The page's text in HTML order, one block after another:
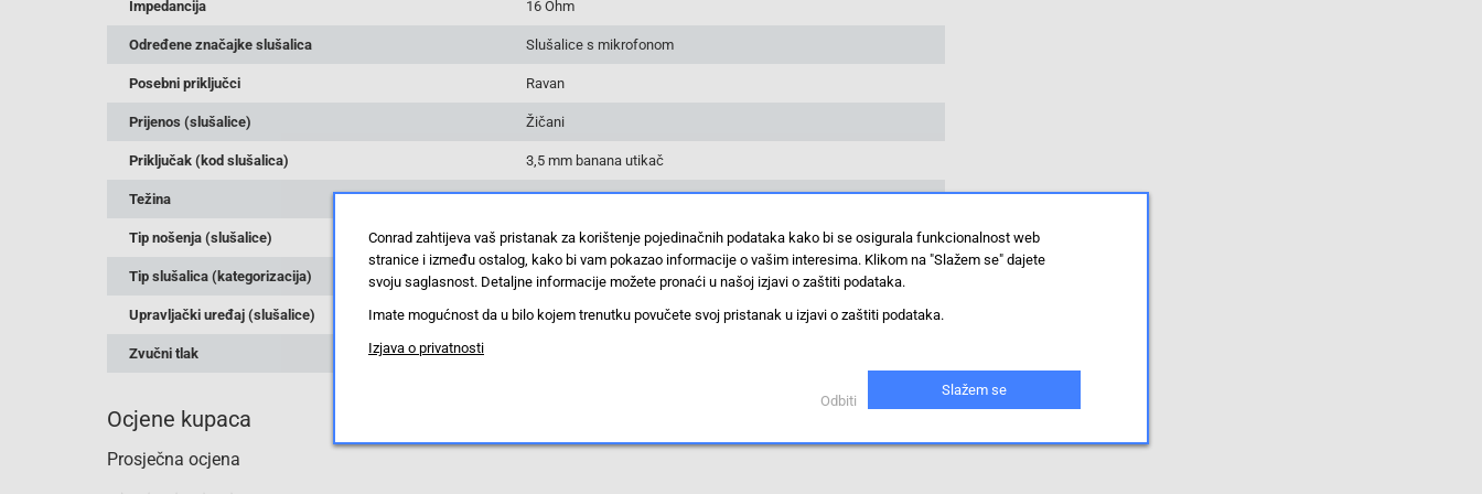
Impedancija 16 Ohm
Određene značajke slušalica Slušalice s mikrofonom
Posebni priključci Ravan
Prijenos (slušalice) Žičani
Priključak (kod slušalica) 3,5 mm banana utikač
Težina 13 g
Tip nošenja (slušalice) U ušima
Tip slušalica (kategorizacija) Naglavne slušalice
Upravljački uređaj (slušalice) <Universal/>
Zvučni tlak
Ocjene kupaca
Prosječna ocjena
Conrad zahtijeva vaš pristanak za korištenje pojedinačnih podataka kako bi se osigurala funkcionalnost web
stranice i između ostalog, kako bi vam pokazao informacije o vašim interesima. Klikom na "Slažem se" dajete
svoju saglasnost. Detaljne informacije možete pronaći u našoj izjavi o zaštiti podataka.
Imate mogućnost da u bilo kojem trenutku povučete svoj pristanak u izjavi o zaštiti podataka.
Izjava o privatnosti
Odbiti
Slažem se